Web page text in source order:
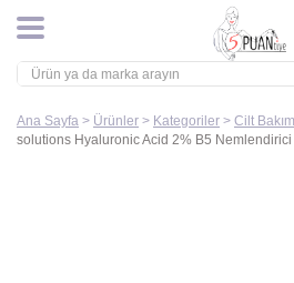
Ana Sayfa > Ürünler > Kategoriler > Cilt
solutions Hyaluronic Acid 2% B5 Nemlendirici